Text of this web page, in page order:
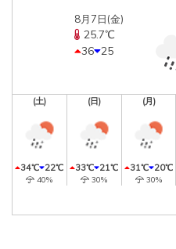
8月7日(金)
25.7℃
36 25
(土)
34℃ 22℃
40%
(日)
33℃ 21℃
30%
(月)
31℃ 20℃
30%